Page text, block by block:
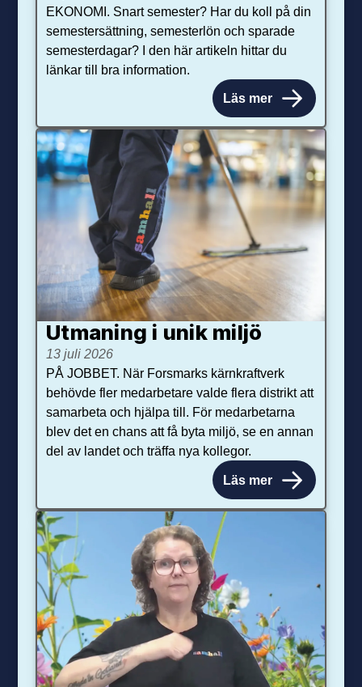
EKONOMI. Snart semester? Har du koll på din
semestersättning, semesterlön och sparade
semesterdagar? I den här artikeln hittar du
länkar till bra information.
Läs mer
Utmaning i unik miljö
13 juli 2026
PÅ JOBBET. När Forsmarks kärnkraftverk
behövde fler medarbetare valde flera distrikt att
samarbeta och hjälpa till. För medarbetarna
blev det en chans att få byta miljö, se en annan
del av landet och träffa nya kollegor.
Läs mer